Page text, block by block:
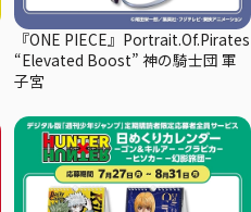
『ONE PIECE』Portrait.Of.Pirates
“Elevated Boost” 神の騎士団 軍
子宮